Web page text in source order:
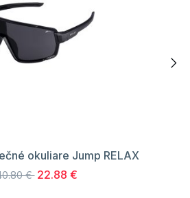
okuliare Jump RELAX
€ 22.88 €